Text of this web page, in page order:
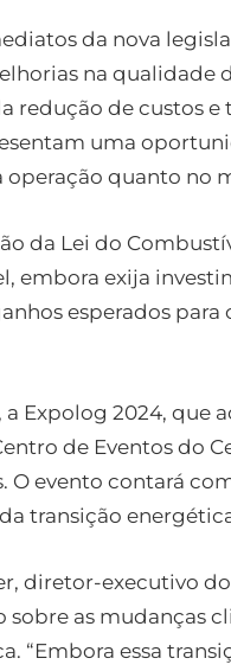
da nova
na qualidade
redução de custos
uma
operação quanto no
da Lei do
embora exija
esperados
a Expolog 2024, que
de Eventos do
O evento contará
transição
diretor-executivo
sobre as mudanças
“Embora essa